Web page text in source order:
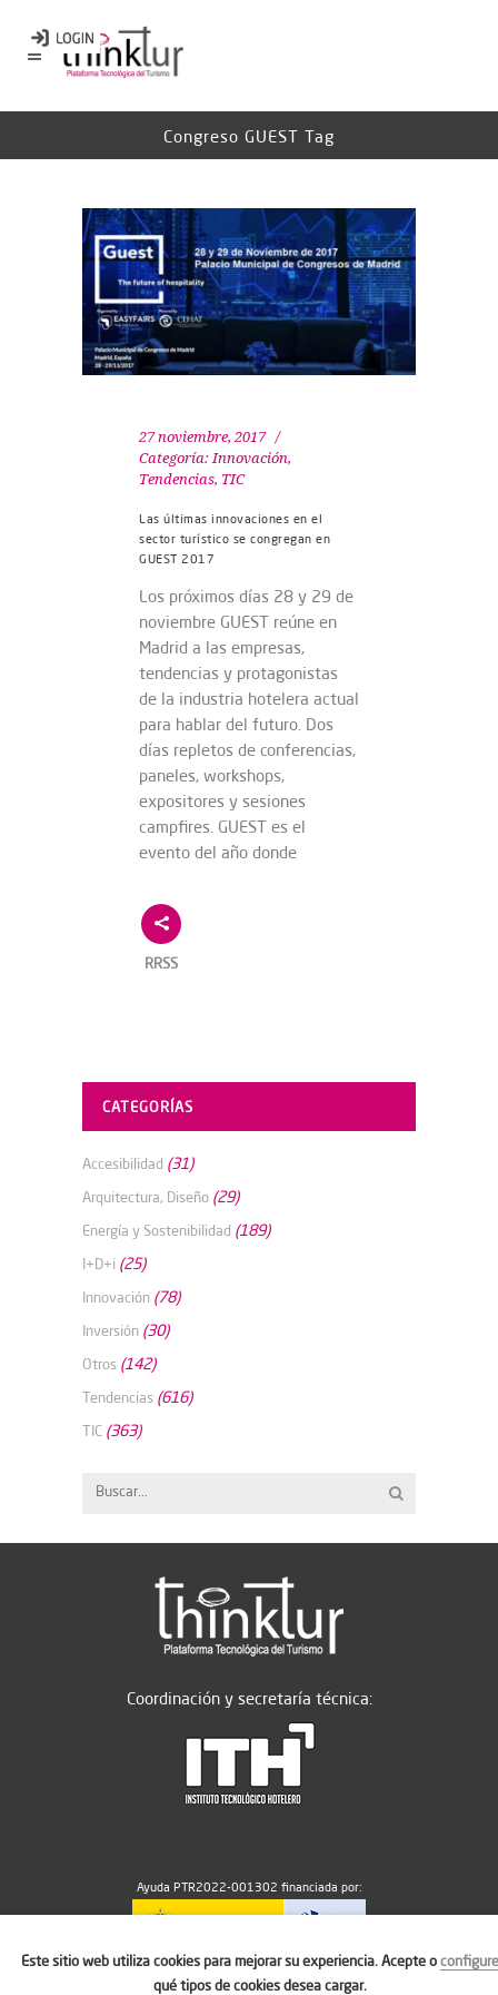
Congreso GUEST Tag
27 noviembre, 2017
Categoría: Innovación,
Tendencias, TIC
Las últimas innovaciones en el
sector turístico se congregan en
GUEST 2017
Los próximos días 28 y 29 de
noviembre GUEST reúne en
Madrid a las empresas,
tendencias y protagonistas
de la industria hotelera actual
para hablar del futuro. Dos
días repletos de conferencias,
paneles, workshops,
expositores y sesiones
campfires. GUEST es el
evento del año donde
RRSS
CATEGORÍAS
Accesibilidad (31)
Arquitectura, Diseño (29)
Energía y Sostenibilidad (189)
I+D+i (25)
Innovación (78)
Inversión (30)
Otros (142)
Tendencias (616)
TIC (363)
Coordinación y secretaría técnica:
Ayuda PTR2022-001302 financiada por:
MICIU/AEI/10.13039/501100011033
Este sitio web utiliza cookies para mejorar su experiencia. Acepte oconfigure
qué tipos de cookies desea cargar.